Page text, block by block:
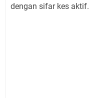
dengan sifar kes aktif.